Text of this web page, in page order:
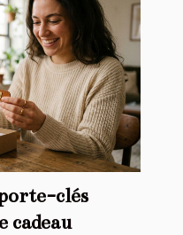
clés
cadeau